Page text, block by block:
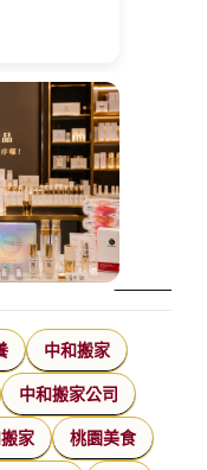
中和搬家
中和搬家公司
家 桃園美食